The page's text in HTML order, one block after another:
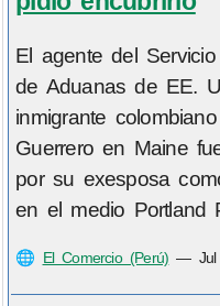
El agente del
de Aduanas de EE.
inmigrante
Guerrero en Maine
por su exesposa
en el medio Portland
🌐 El Comercio (Perú) —